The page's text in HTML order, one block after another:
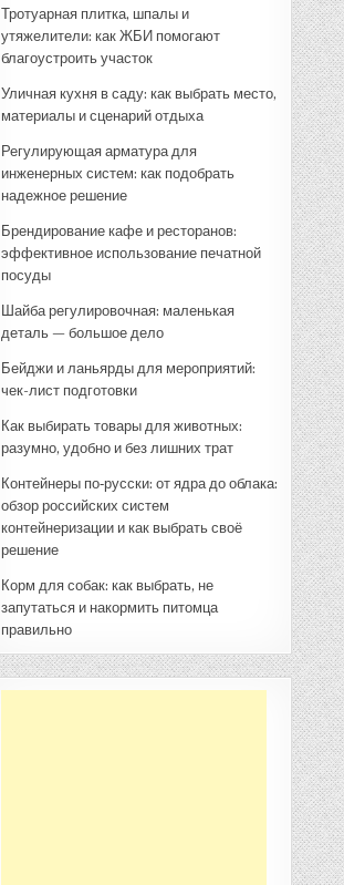
Тротуарная плитка, шпалы и
утяжелители: как ЖБИ помогают
благоустроить участок
Уличная кухня в саду: как выбрать место,
материалы и сценарий отдыха
Регулирующая арматура для
инженерных систем: как подобрать
надежное решение
Брендирование кафе и ресторанов:
эффективное использование печатной
посуды
Шайба регулировочная: маленькая
деталь — большое дело
Бейджи и ланьярды для мероприятий:
чек-лист подготовки
Как выбирать товары для животных:
разумно, удобно и без лишних трат
Контейнеры по‑русски: от ядра до облака:
обзор российских систем
контейнеризации и как выбрать своё
решение
Корм для собак: как выбрать, не
запутаться и накормить питомца
правильно